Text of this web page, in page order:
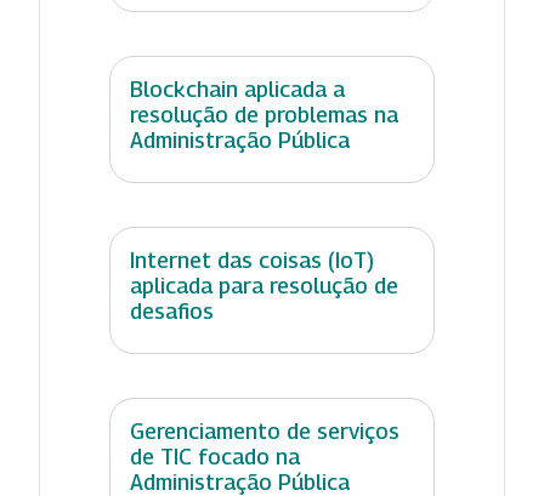
Blockchain aplicada a
resolução de problemas na
Administração Pública
Internet das coisas (IoT)
aplicada para resolução de
desafios
Gerenciamento de serviços
de TIC focado na
Administração Pública